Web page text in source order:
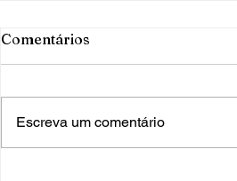
Comentários
Escreva um comentário